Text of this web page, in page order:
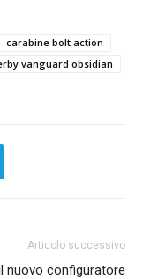
carabine bolt action
vanguard obsidian
Articolo successivo
nuovo configuratore